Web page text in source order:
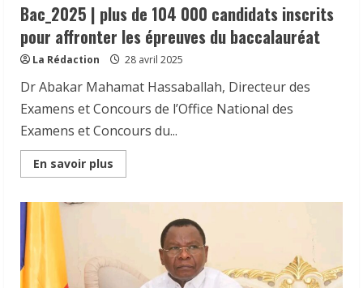
(CASAC),
reprend
son
périple
de
sensibilisation
la
paix
et
le
vivre
ensemble
28
2025.
Bac_2025 | plus de 104 000 candidats inscrits
pour affronter les épreuves du baccalauréat
La Rédaction 28 avril 2025
Dr Abakar Mahamat Hassaballah, Directeur des
Examens et Concours de l’Office National des
Examens et Concours du...
En savoir plus
more
candidats
inscrits